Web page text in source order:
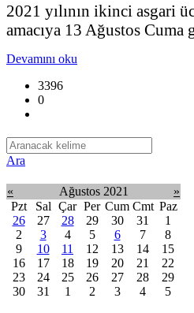
2021 yılının ikinci asgari
amacıya 13 Ağustos Cuma
Devamını oku
3396
0
Ara
« Ağustos 2021
»
Pzt
Sal Çar Per Cum Cmt Paz
26
27 28 29 30 31
1
2
3 4 5 6 7
8
9
10 11 12 13 14
15
16
17 18 19 20 21
22
23
24 25 26 27 28
29
30
31 1 2 3 4 5